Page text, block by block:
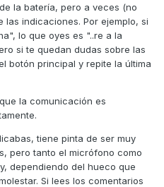
quiero para el gps y telefono,
con que se come al principio
la batería, pero a veces (no
las indicaciones. Por ejemplo, si
lo que oyes es "..re a la
si te quedan dudas sobre las
botón principal y repite la última
la comunicación es
tiene pinta de ser muy
pero tanto el micrófono como
dependiendo del hueco que
Si lees los comentarios